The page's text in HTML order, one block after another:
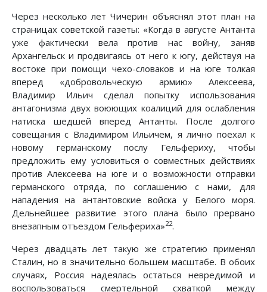
Через несколько лет Чичерин объяснял этот план на
страницах советской газеты: «Когда в августе Антанта
уже фактически вела против нас войну, заняв
Архангельск и продвигаясь от него к югу, действуя на
востоке при помощи чехо-словаков и на юге толкая
вперед «добровольческую армию» Алексеева,
Владимир Ильич сделал попытку использования
антагонизма двух воюющих коалиций для ослабления
натиска шедшей вперед Антанты. После долгого
совещания с Владимиром Ильичем, я лично поехал к
новому германскому послу Гельфериху, чтобы
предложить ему условиться о совместных действиях
против Алексеева на юге и о возможности отправки
германского отряда, по соглашению с нами, для
нападения на антантовские войска у Белого моря.
Дельнейшее развитие этого плана было прервано
внезапным отъездом Гельфериха»22.
Через двадцать лет такую же стратегию применял
Сталин, но в значительно большем масштабе. В обоих
случаях, Россия надеялась остаться невредимой и
воспользоваться смертельной схваткой между